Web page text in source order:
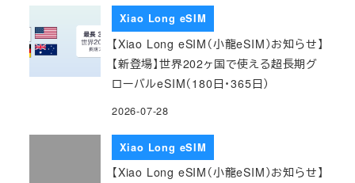
Xiao Long eSIM
【Xiao Long eSIM（小龍eSIM）お知らせ】
【新登場】世界202ヶ国で使える超長期グ
ローバルeSIM（180日・365日）
2026-07-28
Xiao Long eSIM
【Xiao Long eSIM（小龍eSIM）お知らせ】